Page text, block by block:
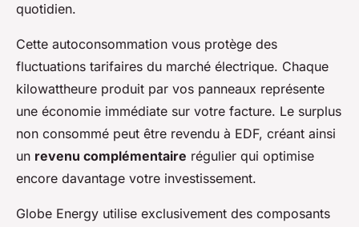
quotidien.
Cette autoconsommation vous protège des
fluctuations tarifaires du marché électrique. Chaque
kilowattheure produit par vos panneaux représente
une économie immédiate sur votre facture. Le surplus
non consommé peut être revendu à EDF, créant ainsi
un revenu complémentaire régulier qui optimise
encore davantage votre investissement.
Globe Energy utilise exclusivement des composants